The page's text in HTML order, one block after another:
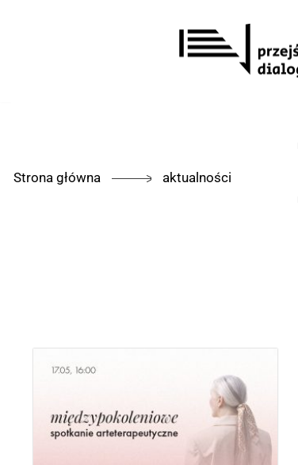
Strona główna aktualności